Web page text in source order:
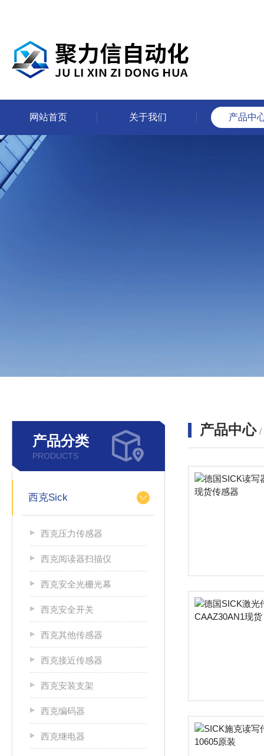
网站首页 关于我们 产品中
产品分类
PRODUCTS
西克Sick
西克压力传感器
西克阅读器扫描仪
西克安全光栅光幕
西克安全开关
西克其他传感器
西克接近传感器
西克安装支架
西克编码器
西克继电器
产品中心 /